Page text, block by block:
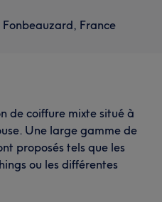
Fonbeauzard, France
de coiffure mixte situé à
Une large gamme de
proposés tels que les
ou les différentes